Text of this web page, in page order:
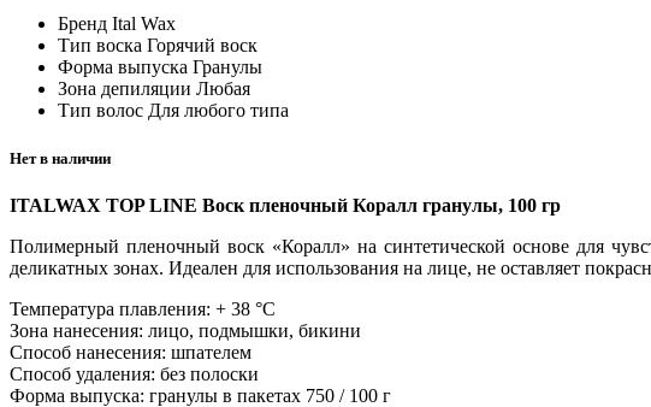
Бренд Ital Wax
Тип воска Горячий воск
Форма выпуска Гранулы
Зона депиляции Любая
Тип волос Для любого типа
Нет в наличии
ITALWAX TOP LINE Воск пленочный Коралл гранулы, 100 гр
Полимерный пленочный воск «Коралл» на синтетической основе для
деликатных зонах. Идеален для использования на лице, не оставляет
Температура плавления: + 38 °С
Зона нанесения: лицо, подмышки, бикини
Способ нанесения: шпателем
Способ удаления: без полоски
Форма выпуска: гранулы в пакетах 750 / 100 г